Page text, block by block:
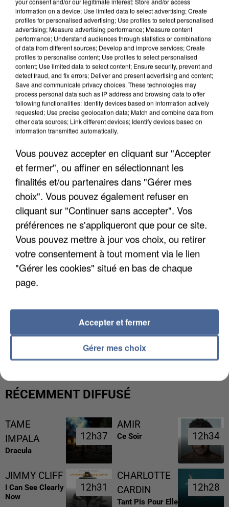
APRÈS TOUTES CES CANICULES, LES REFUGES
L’UN DES FONDATEURS SUPPOSÉS DE LA DZ
MAFIA INTERPELLÉ EN ALGÉRIE
RÉCEMMENT DIFFUSÉ
TAME
IMPALA
Dracula
12h37
12h37
AMIR
Ce Soir 12h34
12h34
JIMMY CLIFF
I Can See Clearly
Now
12h31
12h31
CHARLOTTE
CARDIN
Tant Pis Pour Elle
12h28
12h28
information on a device; Use limited data to select advertising; Create
profiles for personalised advertising; Use profiles to select personalised
advertising; Measure advertising performance; Measure content
performance; Understand audiences through statistics or combinations
of data from different sources; Develop and improve services; Create
profiles to personalise content; Use profiles to select personalised
content; Use limited data to select content; Ensure security, prevent and
detect fraud, and fix errors; Deliver and present advertising and content;
Save and communicate privacy choices. These technologies may
process personal data such as IP address and browsing data to offer
following functionalities: Identify devices based on information actively
requested; Use precise geolocation data; Match and combine data from
other data sources; Link different devices; Identify devices based on
information transmitted automatically.
Vous pouvez accepter en cliquant sur "Accepter
et fermer", ou affiner en sélectionnant les
finalités et/ou partenaires dans "Gérer mes
choix". Vous pouvez également refuser en
cliquant sur "Continuer sans accepter". Vos
préférences ne s'appliqueront que pour ce site.
Vous pouvez mettre à jour vos choix, ou retirer
votre consentement à tout moment via le lien
"Gérer les cookies" situé en bas de chaque
page.
Gérer mes choix
Accepter et fermer